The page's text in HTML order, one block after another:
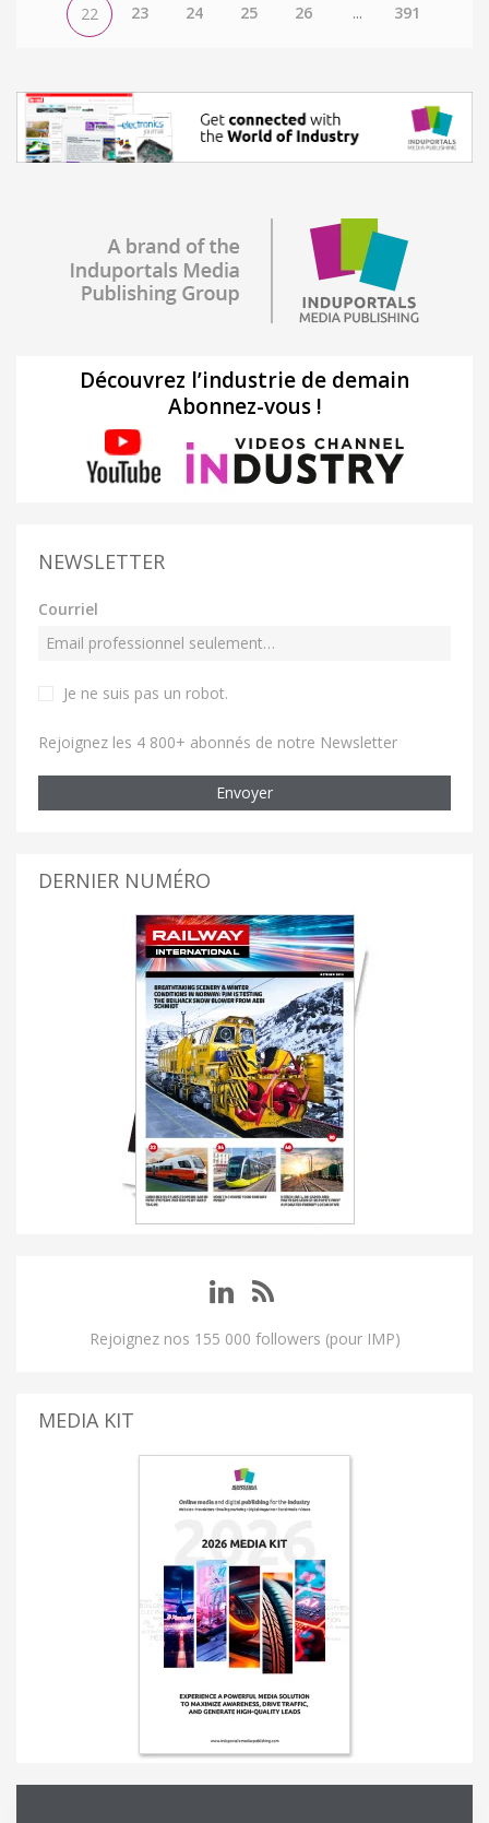
22 23 24 25 26 ... 391
Découvrez l’industrie de demain
Abonnez-vous !
NEWSLETTER
Courriel
Je ne suis pas un robot.
Rejoignez les 4 800+ abonnés de notre Newsletter
Envoyer
DERNIER NUMÉRO
Rejoignez nos 155 000 followers (pour IMP)
MEDIA KIT